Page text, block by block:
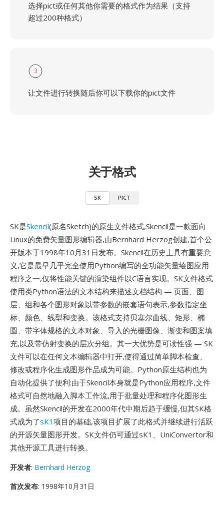
选择pict或任何其他你需要的格式作为结果（支持
超过200种格式）
3
让文件进行转换随后你可以下载你的pict文件
关于格式
SK PICT
SK是Skencil(原名Sketch)的原生文件格式,Skencil是一款面向
Linux的免费矢量图形编辑器,由Bernhard Herzog创建,首个公
开版本于1998年10月31日发布。Skencil在历史上具有重要意
义,它是最早几乎完全使用Python编写的全功能矢量绘图应用
程序之一,仅将性能关键的渲染组件以C语言实现。SK文件格式
使用类Python语法的文本结构来描述文档结构 — 页面、图
层、组和各个图形对象以带参数的嵌套语句表示,参数指定坐
标、颜色、线型和变换。该格式支持贝塞尔曲线、矩形、椭
圆、带字体规格的文本对象、导入的光栅图像、渐变和图案填
充,以及带仿射变换的层次分组。其一大优势是可读性强 — SK
文件可以在任何文本编辑器中打开,使得通过简单脚本检查、
修改或程序化生成图形作品成为可能。Python原生结构也为
自动化提供了便利:由于Skencil本身就是Python应用程序,文件
格式可自然地融入脚本工作流,用于批量处理和程序化图形生
成。虽然Skencil的开发在2000年代中期后趋于缓慢,但其SK格
式成为了sK1 项目的基础,该项目扩展了此格式并继续进行活跃
的开源矢量图形开发。SK文件仍可通过sK1、UniConvertor和
其他开源工具进行转换。
开发者: Bernhard Herzog
首次发布: 1998年10月31日